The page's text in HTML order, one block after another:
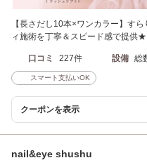
【長さだし10本×ワンカラー】す
ィ施術を丁寧＆スピード感で提供★
口コミ 227件 設備 総
スマート支払いOK
クーポンを表示
nail&eye shushu